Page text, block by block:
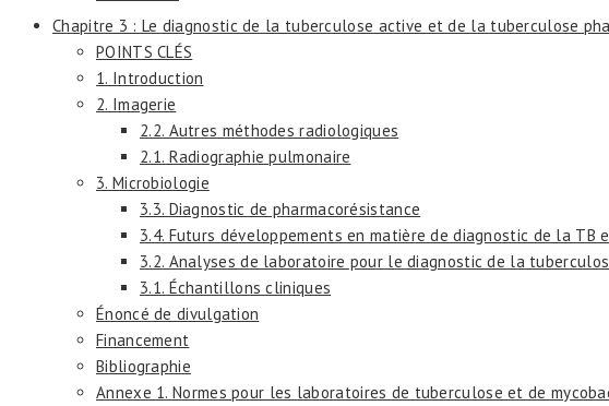
Chapitre 3 : Le diagnostic de la tuberculose active et de la tuberculose
POINTS CLÉS
1. Introduction
2. Imagerie
2.2. Autres méthodes radiologiques
2.1. Radiographie pulmonaire
3. Microbiologie
3.3. Diagnostic de pharmacorésistance
3.4. Futurs développements en matière de diagnostic de la TB
3.2. Analyses de laboratoire pour le diagnostic de la
3.1. Échantillons cliniques
Énoncé de divulgation
Financement
Bibliographie
Annexe 1. Normes pour les laboratoires de tuberculose et de